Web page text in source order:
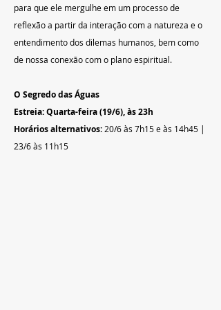
para que ele mergulhe em um processo de
reflexão a partir da interação com a natureza e o
entendimento dos dilemas humanos, bem como
de nossa conexão com o plano espiritual.
O Segredo das Águas
Estreia: Quarta-feira (19/6), às 23h
Horários alternativos: 20/6 às 7h15 e às 14h45 |
23/6 às 11h15